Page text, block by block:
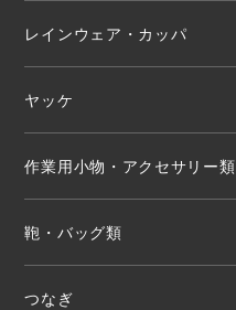
レインウェア・カッパ
ヤッケ
作業用小物・アクセサリー類
鞄・バッグ類
つなぎ